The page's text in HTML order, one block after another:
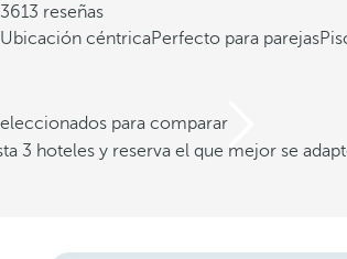
3613 reseñas
Ubicación céntricaPerfecto para parejas
para comparar
3 hoteles y reserva el que mejor se